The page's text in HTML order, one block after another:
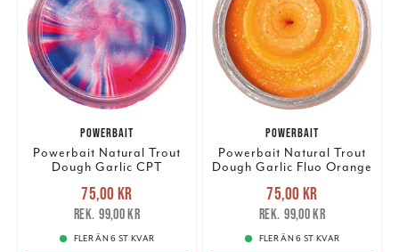
POWERBAIT
Powerbait Natural Trout
Dough Garlic CPT
Nuvarande pris
75,00 krTidigare pris
99,00 kr
75,00 kr
99,00 kr
FLER ÄN 6 ST KVAR
POWERBAIT
Powerbait Natural Trout
Dough Garlic Fluo Orange
Nuvarande pris
75,00 krTidigare pris
99,00 kr
75,00 kr
99,00 kr
FLER ÄN 6 ST KVAR